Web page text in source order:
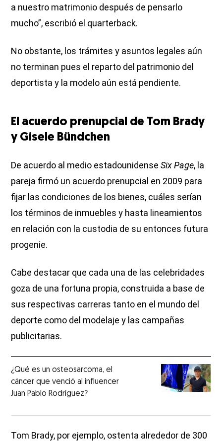
a nuestro matrimonio después de pensarlo
mucho”, escribió el quarterback.
No obstante, los trámites y asuntos legales aún
no terminan pues el reparto del patrimonio del
deportista y la modelo aún está pendiente.
El acuerdo prenupcial de Tom Brady
y Gisele Bündchen
De acuerdo al medio estadounidenseSix Page, la
pareja firmó un acuerdo prenupcial en 2009 para
fijar las condiciones de los bienes, cuáles serían
los términos de inmuebles y hasta lineamientos
en relación con la custodia de su entonces futura
progenie.
Cabe destacar que cada una de las celebridades
goza de una fortuna propia, construida a base de
sus respectivas carreras tanto en el mundo del
deporte como del modelaje y las campañas
publicitarias.
¿Qué es un osteosarcoma, el
cáncer que venció al influencer
Juan Pablo Rodríguez?
Tom Brady, por ejemplo, ostenta alrededor de 300